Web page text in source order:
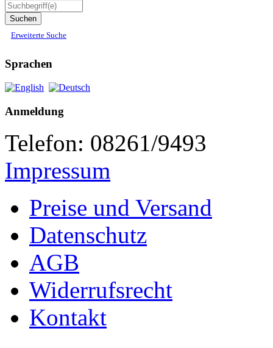
Erweiterte Suche
Sprachen
Anmeldung
Telefon: 08261/9493
Impressum
Preise und Versand
Datenschutz
AGB
Widerrufsrecht
Kontakt